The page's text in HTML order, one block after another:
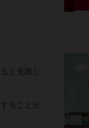
と失敗し
ることが